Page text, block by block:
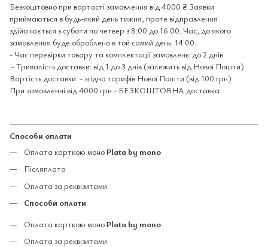
Безкоштовно при вартості замовлення від 4000 ₴.Заявки
приймаються в будь-який день тижня, проте відправлення
здійснюється з суботи по четвер з 8:00 до 16:00. Час, до якого
замовлення буде оброблено в той самий день: 14:00.
- Час перевірки товару та комплектації замовлень: до 2 днів
- Тривалість доставки: від 1 до 3 днів (залежить від Нової Пошти)
Вартість доставки: - згідно тарифів Нової Пошти (від 100 грн)
При замовленні від 4000 грн - БЕЗКОШТОВНА доставка
Способи оплати
Оплата карткою моно Plata by mono
Післяплата
Оплата за реквізитами
Способи оплати
Оплата карткою моно Plata by mono
Оплата за реквізитами